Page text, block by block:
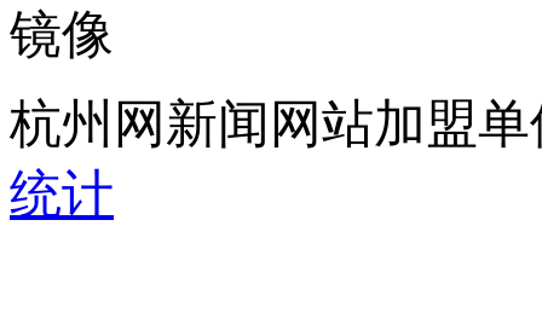
镜像
杭州网新闻网站加盟
统计